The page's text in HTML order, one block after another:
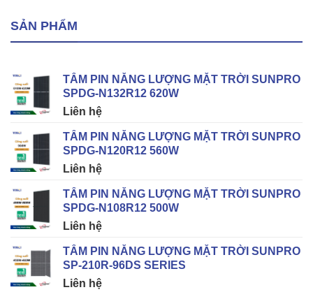
SẢN PHẨM
TẤM PIN NĂNG LƯỢNG MẶT TRỜI SUNPRO
SPDG-N132R12 620W
Liên hệ
TẤM PIN NĂNG LƯỢNG MẶT TRỜI SUNPRO
SPDG-N120R12 560W
Liên hệ
TẤM PIN NĂNG LƯỢNG MẶT TRỜI SUNPRO
SPDG-N108R12 500W
Liên hệ
TẤM PIN NĂNG LƯỢNG MẶT TRỜI SUNPRO
SP-210R-96DS SERIES
Liên hệ